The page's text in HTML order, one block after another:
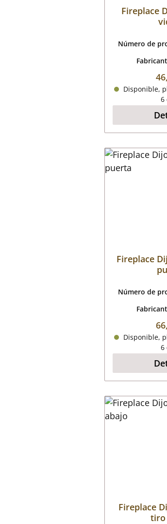
Fireplace
Número de
Disponible,
6
Fireplace
Número de
Disponible,
6
Fireplace
tiro